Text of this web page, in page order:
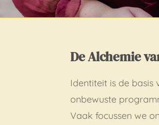
De Alchemie
Identiteit is de basis
onbewuste
Vaak focussen we